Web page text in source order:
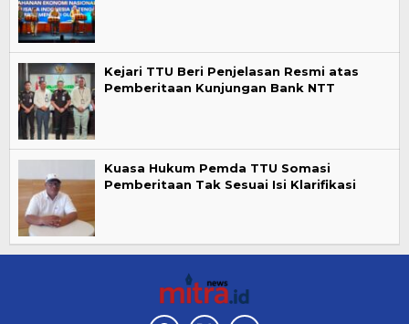
Kejari TTU Beri Penjelasan Resmi atas
Pemberitaan Kunjungan Bank NTT
Kuasa Hukum Pemda TTU Somasi
Pemberitaan Tak Sesuai Isi Klarifikasi